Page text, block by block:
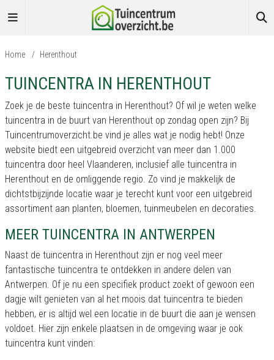
Home / Herenthout
TUINCENTRA IN HERENTHOUT
Zoek je de beste tuincentra in Herenthout? Of wil je weten welke
tuincentra in de buurt van Herenthout op zondag open zijn? Bij
Tuincentrumoverzicht.be vind je alles wat je nodig hebt! Onze
website biedt een uitgebreid overzicht van meer dan 1.000
tuincentra door heel Vlaanderen, inclusief alle tuincentra in
Herenthout en de omliggende regio. Zo vind je makkelijk de
dichtstbijzijnde locatie waar je terecht kunt voor een uitgebreid
assortiment aan planten, bloemen, tuinmeubelen en decoraties.
MEER TUINCENTRA IN ANTWERPEN
Naast de tuincentra in Herenthout zijn er nog veel meer
fantastische tuincentra te ontdekken in andere delen van
Antwerpen. Of je nu een specifiek product zoekt of gewoon een
dagje wilt genieten van al het moois dat tuincentra te bieden
hebben, er is altijd wel een locatie in de buurt die aan je wensen
voldoet. Hier zijn enkele plaatsen in de omgeving waar je ook
tuincentra kunt vinden: